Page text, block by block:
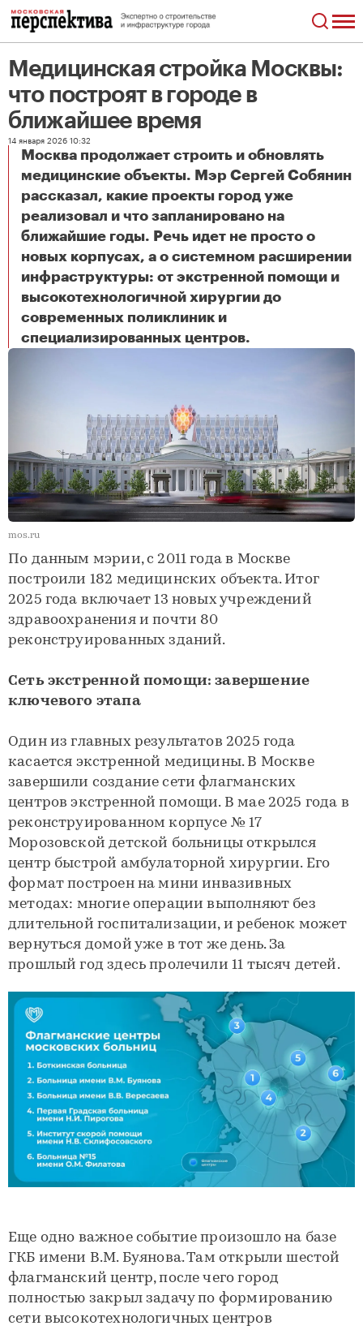
Медицинская стройка Москвы:
что построят в городе в
ближайшее время
14 января 2026 10:32
Москва продолжает строить и обновлять
медицинские объекты. Мэр Сергей Собянин
рассказал, какие проекты город уже
реализовал и что запланировано на
ближайшие годы. Речь идет не просто о
новых корпусах, а о системном расширении
инфраструктуры: от экстренной помощи и
высокотехнологичной хирургии до
современных поликлиник и
специализированных центров.
mos.ru
По данным мэрии, с 2011 года в Москве
построили 182 медицинских объекта. Итог
2025 года включает 13 новых учреждений
здравоохранения и почти 80
реконструированных зданий.
Сеть экстренной помощи: завершение
ключевого этапа
Один из главных результатов 2025 года
касается экстренной медицины. В Москве
завершили создание сети флагманских
центров экстренной помощи. В мае 2025 года в
реконструированном корпусе № 17
Морозовской детской больницы открылся
центр быстрой амбулаторной хирургии. Его
формат построен на мини инвазивных
методах: многие операции выполняют без
длительной госпитализации, и ребенок может
вернуться домой уже в тот же день. За
прошлый год здесь пролечили 11 тысяч детей.
Еще одно важное событие произошло на базе
ГКБ имени В.М. Буянова. Там открыли шестой
флагманский центр, после чего город
полностью закрыл задачу по формированию
сети высокотехнологичных центров